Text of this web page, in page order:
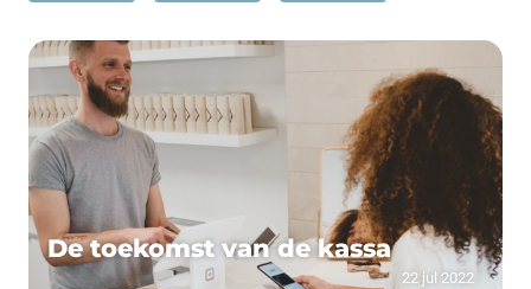
De toekomst van de kassa
22 jul 2022